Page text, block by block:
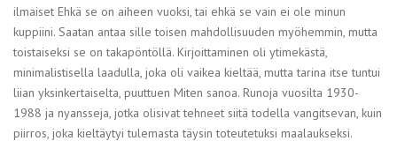
ilmaiset Ehkä se on aiheen vuoksi, tai ehkä se vain ei ole minun
kuppiini. Saatan antaa sille toisen mahdollisuuden myöhemmin, mutta
toistaiseksi se on takapöntöllä. Kirjoittaminen oli ytimekästä,
minimalistisella laadulla, joka oli vaikea kieltää, mutta tarina itse tuntui
liian yksinkertaiselta, puuttuen Miten sanoa. Runoja vuosilta 1930-
1988 ja nyansseja, jotka olisivat tehneet siitä todella vangitsevan, kuin
piirros, joka kieltäytyi tulemasta täysin toteutetuksi maalaukseksi.